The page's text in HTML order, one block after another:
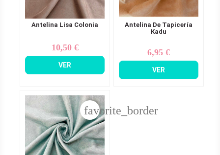
Antelina Lisa Colonia
Precio
10,50 €
VER
Antelina De Tapicería
Kadu
Precio
6,95 €
VER
favorite_border